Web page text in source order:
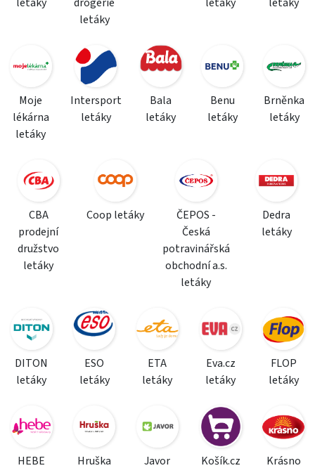
letáky
Moje
lékárna
letáky
Intersport
letáky
Bala
letáky
Benu
letáky
Brněnka
letáky
CBA
prodejní
družstvo
letáky
Coop letáky
ČEPOS -
Česká
potravinářská
obchodní a.s.
letáky
Dedra
letáky
DITON
letáky
ESO
letáky
ETA
letáky
Eva.cz
letáky
FLOP
letáky
HEBE Hruška Javor Košík.cz Krásno